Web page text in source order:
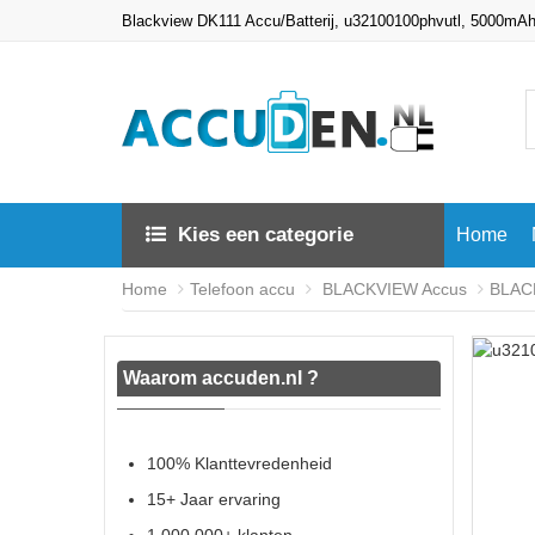
Blackview DK111 Accu/Batterij, u32100100phvutl, 5000mAh
Kies een categorie Home
Home Telefoon accu BLACKVIEW Accus
Waarom accuden.nl ?
100% Klanttevredenheid
15+ Jaar ervaring